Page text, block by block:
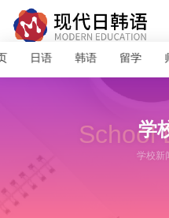
日语 韩语 留学
学
School
学校新